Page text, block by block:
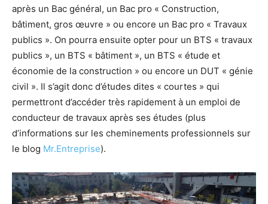
après un Bac général, un Bac pro « Construction,
bâtiment, gros œuvre » ou encore un Bac pro « Travaux
publics ». On pourra ensuite opter pour un BTS « travaux
publics », un BTS « bâtiment », un BTS « étude et
économie de la construction » ou encore un DUT « génie
civil ». Il s’agit donc d’études dites « courtes » qui
permettront d’accéder très rapidement à un emploi de
conducteur de travaux après ses études (plus
d’informations sur les cheminements professionnels sur
le blog Mr.Entreprise).